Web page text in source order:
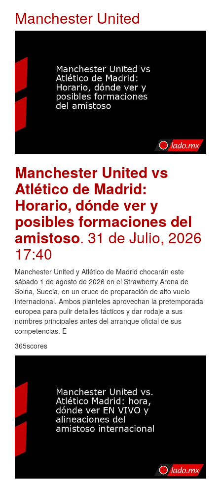
Manchester United
Manchester United vs
Atlético de Madrid:
Horario, dónde ver y
posibles formaciones del
amistoso. 31 de Julio, 2026
17:40
Manchester United y Atlético de Madrid chocarán este
sábado 1 de agosto de 2026 en el Strawberry Arena de
Solna, Suecia, en un cruce de preparación de alto vuelo
internacional. Ambos planteles aprovechan la pretemporada
europea para pulir detalles tácticos y dar rodaje a sus
nombres principales antes del arranque oficial de sus
competencias. E
365scores